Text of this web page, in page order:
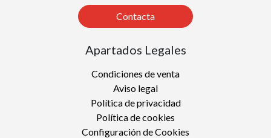
Contacta
Apartados Legales
Condiciones de venta
Aviso legal
Política de privacidad
Política de cookies
Configuración de Cookies